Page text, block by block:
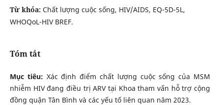
Từ khóa: Chất lượng cuộc sống, HIV/AIDS, EQ-5D-5L,
WHOQoL-HIV BREF.
Tóm tắt
Mục tiêu: Xác định điểm chất lượng cuộc sống của MSM
nhiễm HIV đang điều trị ARV tại Khoa tham vấn hỗ trợ cộng
đồng quận Tân Bình và các yếu tố liên quan năm 2023.